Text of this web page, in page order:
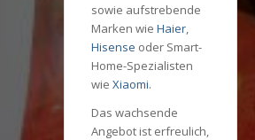
sowie aufstrebende
Marken wieHaier,
Hisense oder Smart-
Home-Spezialisten
wieXiaomi.
Das wachsende
Angebot ist erfreulich,